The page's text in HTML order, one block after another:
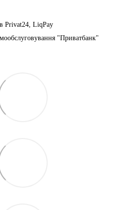
Рrivat24, LiqPay
"Приватбанк"